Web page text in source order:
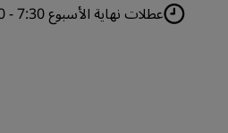
عطلات نهاية الأسبوع 7:30 - 11:00